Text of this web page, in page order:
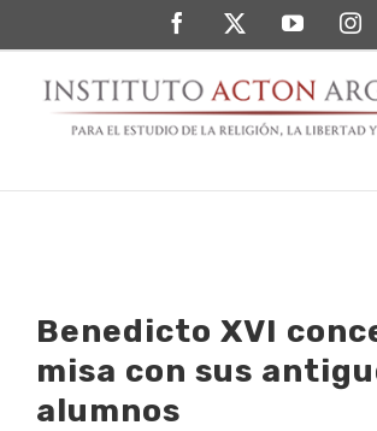
al
contenido
FacebookTwitterYouTube
Benedicto XVI
misa con sus
alumnos